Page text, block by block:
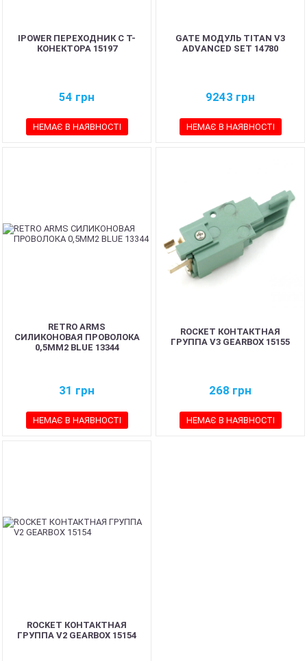
IPOWER ПЕРЕХОДНИК С T-
КОНЕКТОРА 15197
54 грн
НЕМАЄ В НАЯВНОСТІ
GATE МОДУЛЬ TITAN V3
ADVANCED SET 14780
9243 грн
НЕМАЄ В НАЯВНОСТІ
RETRO ARMS
СИЛИКОНОВАЯ ПРОВОЛОКА
0,5ММ2 BLUE 13344
31 грн
НЕМАЄ В НАЯВНОСТІ
ROCKET КОНТАКТНАЯ
ГРУППА V3 GEARBOX 15155
268 грн
НЕМАЄ В НАЯВНОСТІ
ROCKET КОНТАКТНАЯ
ГРУППА V2 GEARBOX 15154